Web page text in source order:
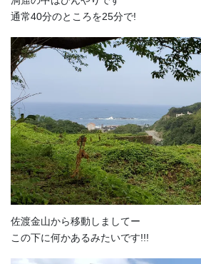
通常40分のところを25分で!
佐渡金山から移動しましてー
この下に何かあるみたいです!!!